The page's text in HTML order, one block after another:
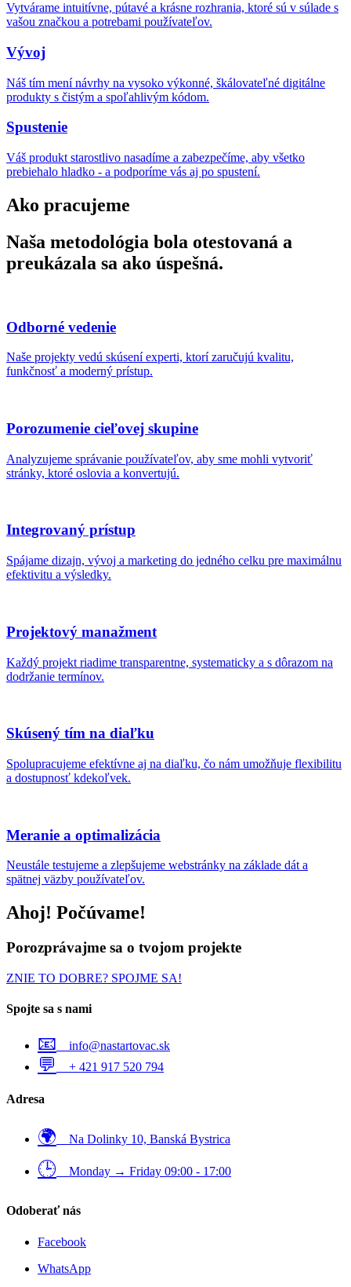
Vytvárame intuitívne, pútavé a krásne rozhrania, ktoré sú v súlade s
vašou značkou a potrebami používateľov.
Vývoj
Náš tím mení návrhy na vysoko výkonné, škálovateľné digitálne
produkty s čistým a spoľahlivým kódom.
Spustenie
Váš produkt starostlivo nasadíme a zabezpečíme, aby všetko
prebiehalo hladko - a podporíme vás aj po spustení.
Ako pracujeme
Naša metodológia bola otestovaná a
preukázala sa ako úspešná.
Odborné vedenie
Naše projekty vedú skúsení experti, ktorí zaručujú kvalitu,
funkčnosť a moderný prístup.
Porozumenie cieľovej skupine
Analyzujeme správanie používateľov, aby sme mohli vytvoriť
stránky, ktoré oslovia a konvertujú.
Integrovaný prístup
Spájame dizajn, vývoj a marketing do jedného celku pre maximálnu
efektivitu a výsledky.
Projektový manažment
Každý projekt riadime transparentne, systematicky a s dôrazom na
dodržanie termínov.
Skúsený tím na diaľku
Spolupracujeme efektívne aj na diaľku, čo nám umožňuje flexibilitu
a dostupnosť kdekoľvek.
Meranie a optimalizácia
Neustále testujeme a zlepšujeme webstránky na základe dát a
spätnej väzby používateľov.
Ahoj! Počúvame!
Porozprávajme sa o tvojom projekte
ZNIE TO DOBRE? SPOJME SA!
Spojte sa s nami
📧 info@nastartovac.sk
💬 + 421 917 520 794
Adresa
🌍 Na Dolinky 10, Banská Bystrica
🕒 Monday → Friday 09:00 - 17:00
Odoberať nás
Facebook
WhatsApp